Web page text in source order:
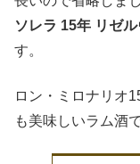
ソレラ 15年 リゼ
す。
ロン・ミロナリオ
も美味しいラム酒で